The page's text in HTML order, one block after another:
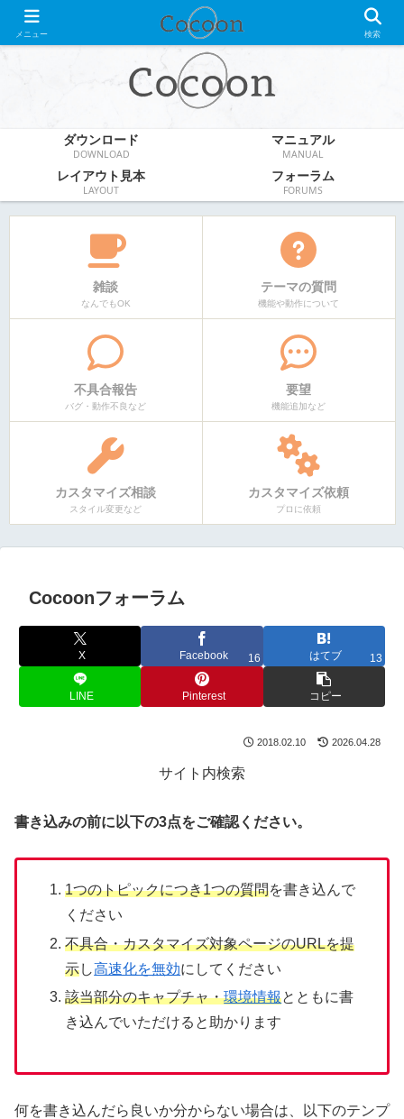
WordPress無料テーマ
ダウンロード
DOWNLOAD
マニュアル
MANUAL
レイアウト見本
LAYOUT
フォーラム
FORUMS
雑談
なんでもOK
テーマの質問
機能や動作について
不具合報告
バグ・動作不良など
要望
機能追加など
カスタマイズ相談
スタイル変更など
カスタマイズ依頼
プロに依頼
Cocoonフォーラム
X Facebook 16 はてブ 13
LINE Pinterest コピー
2018.02.10 2026.04.28
サイト内検索
書き込みの前に以下の3点をご確認ください。
1つのトピックにつき1つの質問を書き込んで
ください
不具合・カスタマイズ対象ページのURLを提
示し高速化を無効にしてください
該当部分のキャプチャ・環境情報とともに書
き込んでいただけると助かります
何を書き込んだら良いか分からない場合は、以下のテンプ
メニュー 検索